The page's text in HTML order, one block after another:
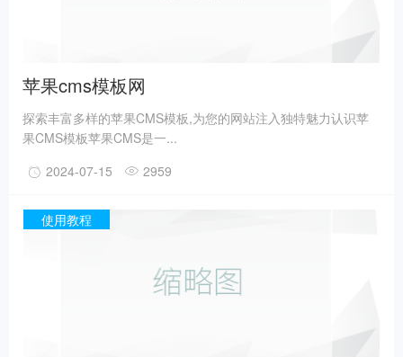
苹果cms模板网
探索丰富多样的苹果CMS模板,为您的网站注入独特魅力认识苹
果CMS模板苹果CMS是一...
2024-07-15
2959
使用教程